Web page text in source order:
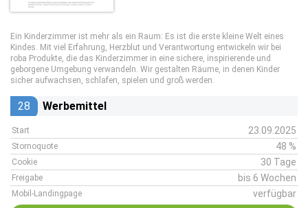
Ein Kinderzimmer ist mehr als ein Raum: Es ist die erste kleine Welt eines
Kindes. Mit viel Erfahrung, Herzblut und Verantwortung entwickeln wir bei
roba Produkte, die das Kinderzimmer in eine sichere, inspirierende und
geborgene Umgebung verwandeln. Wir gestalten Räume, in denen Kinder
sicher aufwachsen, schlafen, spielen und groß werden.
28 Werbemittel
Start 23.09.2025
Stornoquote 48 %
Cookie 30 Tage
Freigabe bis 6 Wochen
Mobil-Landingpage verfügbar